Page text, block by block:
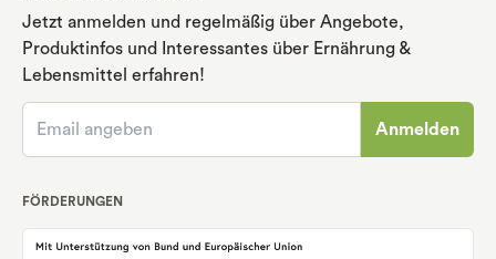
Jetzt anmelden und regelmäßig über Angebote,
Produktinfos und Interessantes über Ernährung &
Lebensmittel erfahren!
Anmelden
FÖRDERUNGEN